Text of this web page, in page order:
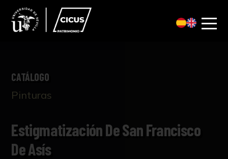
CATÁLOGO
Pinturas
Estigmatización De San Francisco
De Asís